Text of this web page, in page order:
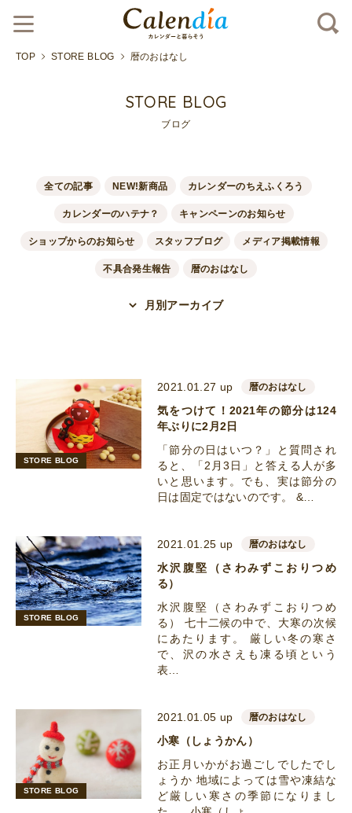
TOP STORE BLOG 暦のおはなし
STORE BLOG
ブログ
全ての記事 NEW!新商品 カレンダーのちえふくろう
カレンダーのハテナ？ キャンペーンのお知らせ
ショップからのお知らせ スタッフブログ メディア掲載情報
不具合発生報告 暦のおはなし
月別アーカイブ
STORE BLOG
2021.01.27 up 暦のおはなし
気をつけて！2021年の節分は124
年ぶりに2月2日
「節分の日はいつ？」と質問され
ると、「2月3日」と答える人が多
いと思います。でも、実は節分の
日は固定ではないのです。 &…
STORE BLOG
2021.01.25 up 暦のおはなし
水沢腹堅（さわみずこおりつめ
る）
水沢腹堅（さわみずこおりつめ
る） 七十二候の中で、大寒の次候
にあたります。 厳しい冬の寒さ
で、沢の水さえも凍る頃という
表…
STORE BLOG
2021.01.05 up 暦のおはなし
小寒（しょうかん）
お正月いかがお過ごしでしたでし
ょうか 地域によっては雪や凍結な
ど厳しい寒さの季節になりまし